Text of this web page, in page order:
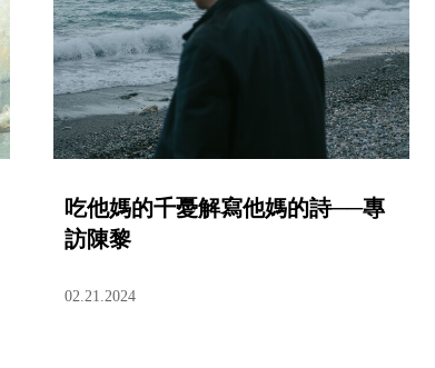
吃他媽的千憂解寫他媽的詩──專
訪陳黎
02.21.2024